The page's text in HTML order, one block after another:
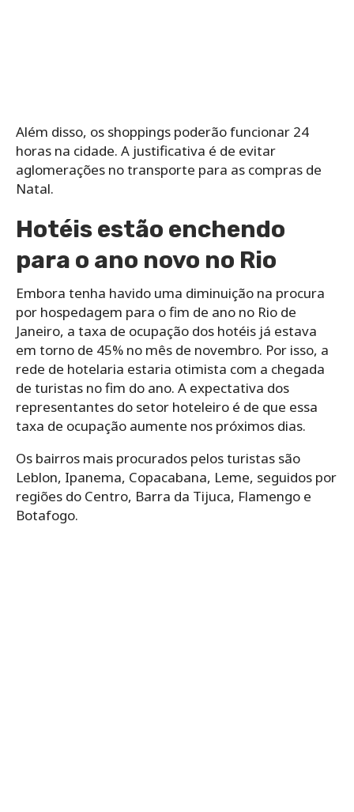
Além disso, os shoppings poderão funcionar 24
horas na cidade. A justificativa é de evitar
aglomerações no transporte para as compras de
Natal.
Hotéis estão enchendo
para o ano novo no Rio
Embora tenha havido uma diminuição na procura
por hospedagem para o fim de ano no Rio de
Janeiro, a taxa de ocupação dos hotéis já estava
em torno de 45% no mês de novembro. Por isso, a
rede de hotelaria estaria otimista com a chegada
de turistas no fim do ano. A expectativa dos
representantes do setor hoteleiro é de que essa
taxa de ocupação aumente nos próximos dias.
Os bairros mais procurados pelos turistas são
Leblon, Ipanema, Copacabana, Leme, seguidos por
regiões do Centro, Barra da Tijuca, Flamengo e
Botafogo.